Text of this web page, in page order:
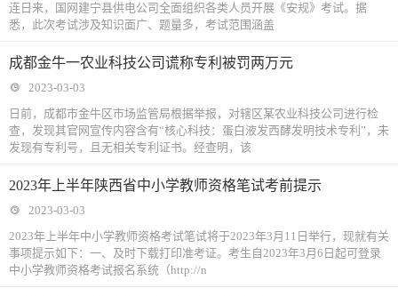
连日来，国网建宁县供电公司全面组织各类人员开展《安规》考试。据
悉，此次考试涉及知识面广、题量多，考试范围涵盖
成都金牛一农业科技公司谎称专利被罚两万元
2023-03-03
日前，成都市金牛区市场监管局根据举报，对辖区某农业科技公司进行检
查，发现其官网宣传内容含有“核心科技：蛋白液发西酵发明技术专利”，未
发现有专利号，且无相关专利证书。经查明，该
2023年上半年陕西省中小学教师资格笔试考前提示
2023-03-03
2023年上半年中小学教师资格考试笔试将于2023年3月11日举行，现就有关
事项提示如下：一、及时下载打印准考证。考生自2023年3月6日起可登录
中小学教师资格考试报名系统（http://n